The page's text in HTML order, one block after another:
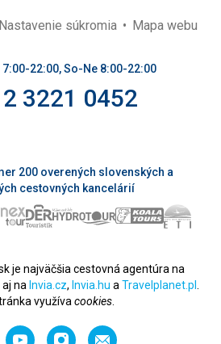
Nastavenie súkromia Mapa webu
22:00, So-Ne 8:00-22:00
3221 0452
200 overených slovenských a
cestovných kancelárií
je najväčšia cestovná agentúra na
na Invia.cz, Invia.hu a Travelplanet.pl
využíva cookies.